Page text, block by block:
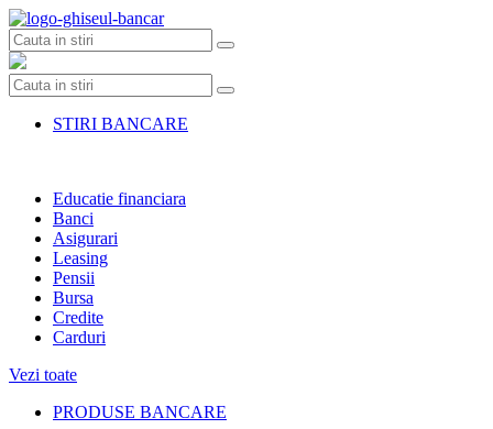
Skip
to
content
STIRI BANCARE
Educatie financiara
Banci
Asigurari
Leasing
Pensii
Bursa
Credite
Carduri
Vezi toate
PRODUSE BANCARE